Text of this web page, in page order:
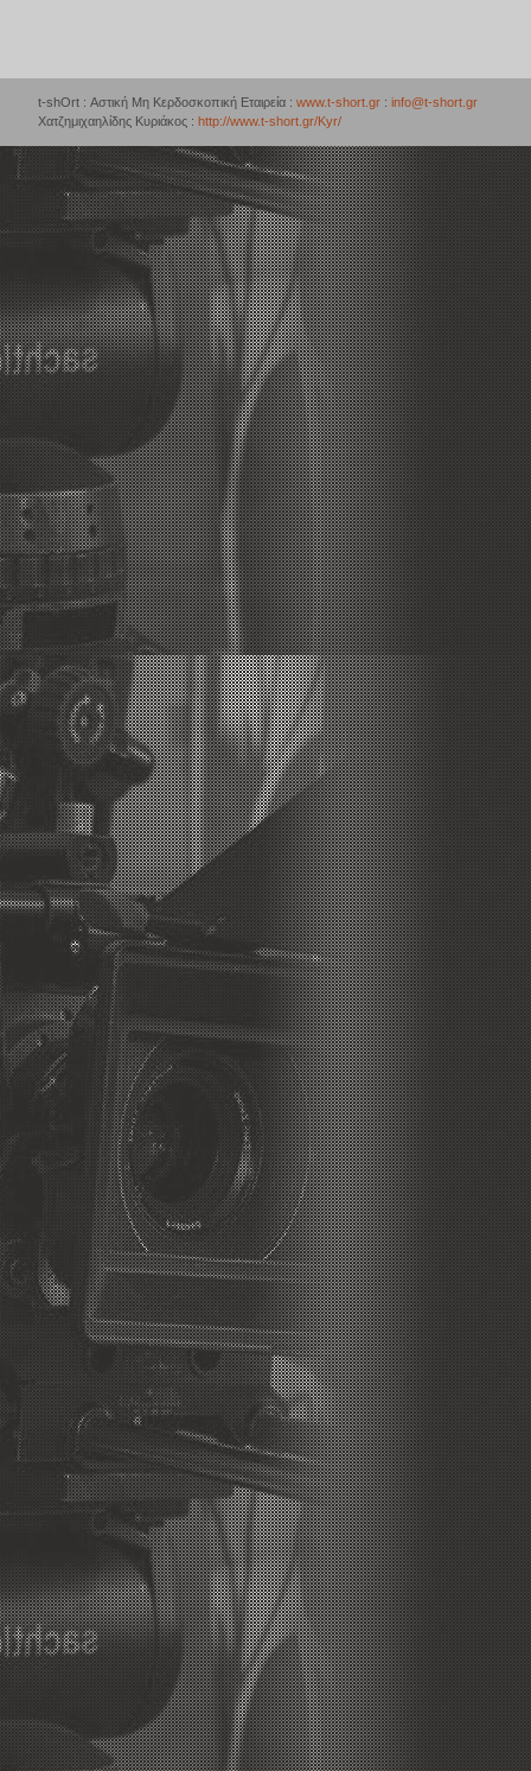
t-shOrt : Αστική Μη Κερδοσκοπική Εταιρεία : www.t-short.gr : info@t-short.gr
Χατζημιχαηλίδης Κυριάκος : http://www.t-short.gr/Kyr/